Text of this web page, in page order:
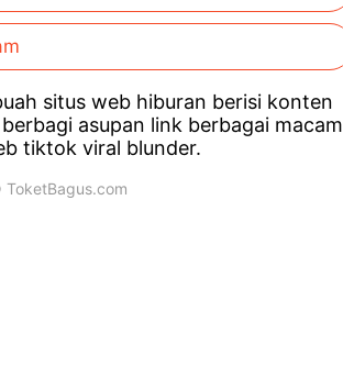
situs web hiburan berisi konten
asupan link berbagai macam
tiktok viral blunder.